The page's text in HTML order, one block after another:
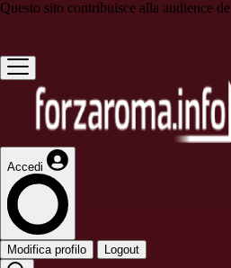
Questo sito contribuisce alla audience de
Accedi
Modifica profilo Logout